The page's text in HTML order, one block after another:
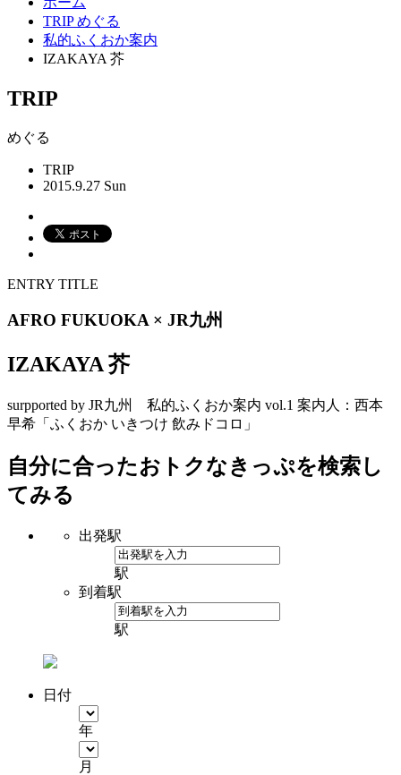
TRIP めぐる
私的ふくおか案内
IZAKAYA 芥
TRIP
めぐる
TRIP
2015.9.27 Sun
ENTRY TITLE
AFRO FUKUOKA × JR九州
IZAKAYA 芥
surpported by JR九州 私的ふくおか案内 vol.1 案内人：西本
早希「ふくおか いきつけ 飲みドコロ」
自分に合ったおトクなきっぷを検索し
てみる
出発駅
駅
到着駅
駅
日付
年
月